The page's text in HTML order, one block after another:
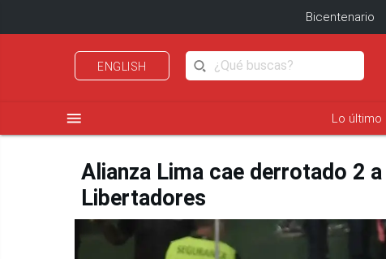
Bicentenario
ENGLISH
menu Lo último
Alianza Lima cae derrotado 2
Libertadores